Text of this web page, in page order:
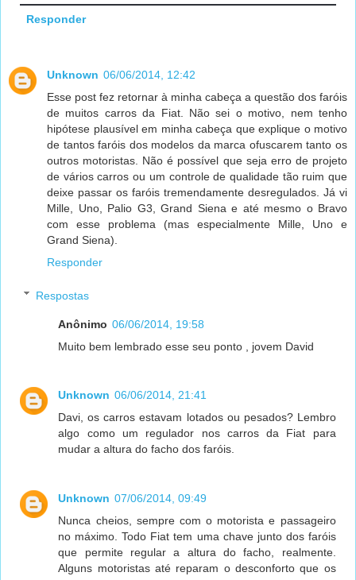
Responder
Unknown 06/06/2014, 12:42
Esse post fez retornar à minha cabeça a questão dos faróis
de muitos carros da Fiat. Não sei o motivo, nem tenho
hipótese plausível em minha cabeça que explique o motivo
de tantos faróis dos modelos da marca ofuscarem tanto os
outros motoristas. Não é possível que seja erro de projeto
de vários carros ou um controle de qualidade tão ruim que
deixe passar os faróis tremendamente desregulados. Já vi
Mille, Uno, Palio G3, Grand Siena e até mesmo o Bravo
com esse problema (mas especialmente Mille, Uno e
Grand Siena).
Responder
Respostas
Anônimo 06/06/2014, 19:58
Muito bem lembrado esse seu ponto , jovem David
Unknown 06/06/2014, 21:41
Davi, os carros estavam lotados ou pesados? Lembro
algo como um regulador nos carros da Fiat para
mudar a altura do facho dos faróis.
Unknown 07/06/2014, 09:49
Nunca cheios, sempre com o motorista e passageiro
no máximo. Todo Fiat tem uma chave junto dos faróis
que permite regular a altura do facho, realmente.
Alguns motoristas até reparam o desconforto que os